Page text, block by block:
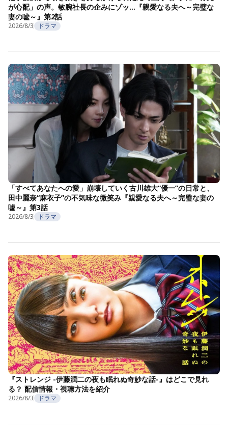
が心配」の声。敏腕社長の企みにゾッ…『親愛なる夫へ～完璧な
妻の嘘～』第2話
2026/8/3 ドラマ
「すべてあなたへの愛」崩壊していく古川雄大“優一”の日常と、
田中麗奈“麻衣子”の不気味な微笑み『親愛なる夫へ～完璧な妻の
嘘～』第3話
2026/8/3 ドラマ
『ストレンジ -伊藤潤二の夜も眠れぬ奇妙な話-』はどこで見れ
る？ 配信情報・視聴方法を紹介
2026/8/3 ドラマ